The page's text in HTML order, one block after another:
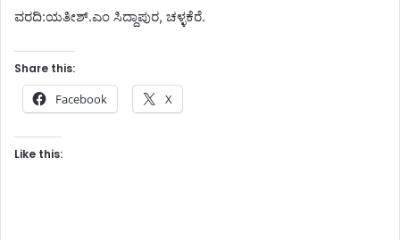
ವರದಿ:ಯತೀಶ್.ಎಂ ಸಿದ್ದಾಪುರ, ಚಳ್ಳಕೆರೆ.
Share this:
Facebook X
Like this: